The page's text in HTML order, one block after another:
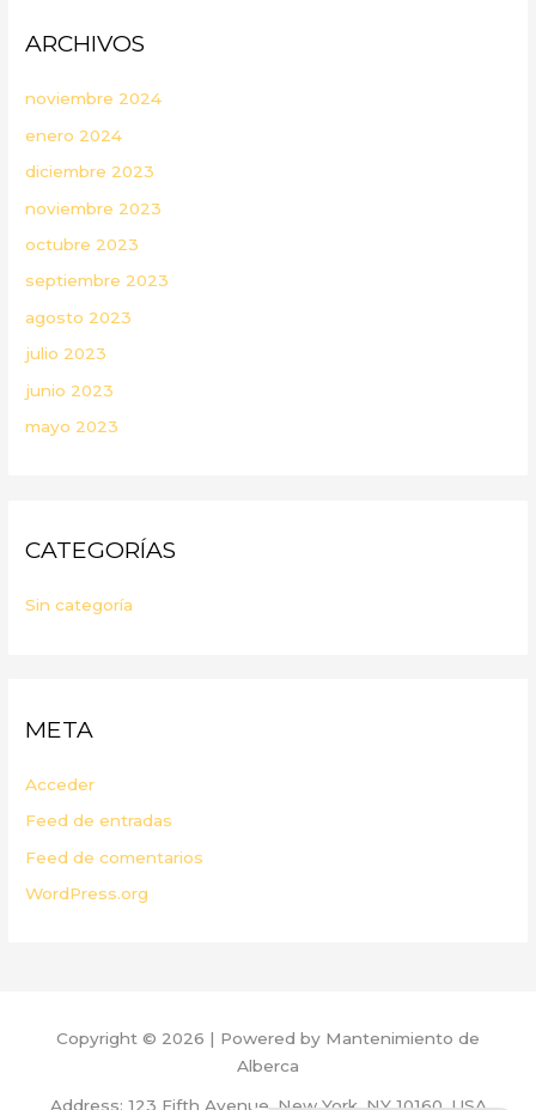
ARCHIVOS
noviembre 2024
enero 2024
diciembre 2023
noviembre 2023
octubre 2023
septiembre 2023
agosto 2023
julio 2023
junio 2023
mayo 2023
CATEGORÍAS
Sin categoría
META
Acceder
Feed de entradas
Feed de comentarios
WordPress.org
Copyright © 2026 | Powered by Mantenimiento de
Alberca
Address: 123 Fifth Avenue, New York, NY 10160, USA